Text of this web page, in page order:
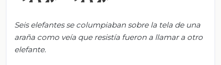
Seis elefantes se columpiaban sobre la tela de una
araña como veía que resistía fueron a llamar a otro
elefante.